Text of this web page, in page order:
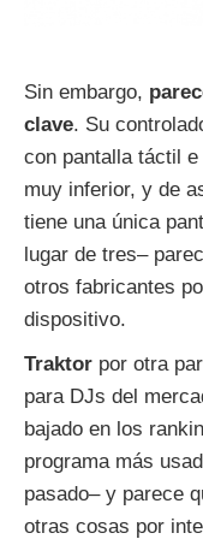
Sin embargo,
clave. Su
con pantalla táctil
muy inferior, y de
tiene una única
lugar de tres–
otros fabricantes
dispositivo.
Traktor por otra
para DJs del
bajado en los
programa más
pasado– y parece
otras cosas por